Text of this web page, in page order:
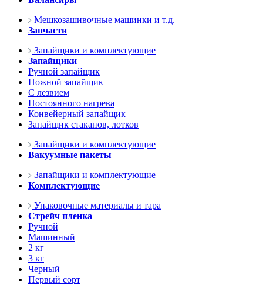
Мешкозашивочные машинки и т.д.
Запчасти
Запайщики и комплектующие
Запайщики
Ручной запайщик
Ножной запайщик
С лезвием
Постоянного нагрева
Конвейерный запайщик
Запайщик стаканов, лотков
Запайщики и комплектующие
Вакуумные пакеты
Запайщики и комплектующие
Комплектующие
Упаковочные материалы и тара
Стрейч пленка
Ручной
Машинный
2 кг
3 кг
Черный
Первый сорт